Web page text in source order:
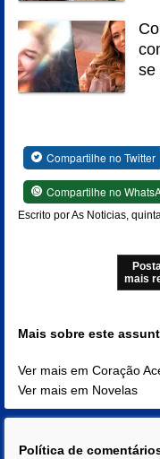
se
Compartilhe no Twitter
Compartilhe no
Escrito por As Noticias,
mais
Mais sobre este
Ver mais em Coração
Ver mais em Novelas
Política de